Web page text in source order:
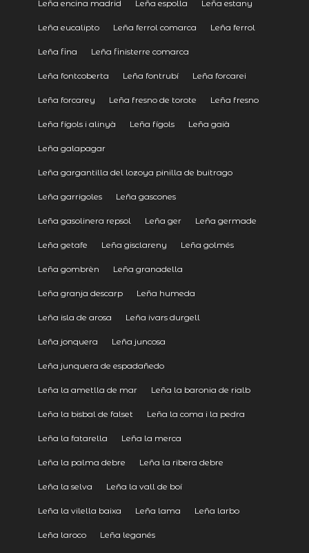
Leña encina madrid Leña espolla Leña estany
Leña eucalipto Leña ferrol comarca Leña ferrol
Leña fina Leña finisterre comarca
Leña fontcoberta Leña fontrubí Leña forcarei
Leña forcarey Leña fresno de torote Leña fresno
Leña fígols i alinyà Leña fígols Leña gaià
Leña galapagar
Leña gargantilla del lozoya pinilla de buitrago
Leña garrigoles Leña gascones
Leña gasolinera repsol Leña ger Leña germade
Leña getafe Leña gisclareny Leña golmés
Leña gombrèn Leña granadella
Leña granja descarp Leña humeda
Leña isla de arosa Leña ivars durgell
Leña jonquera Leña juncosa
Leña junquera de espadañedo
Leña la ametlla de mar Leña la baronia de rialb
Leña la bisbal de falset Leña la coma i la pedra
Leña la fatarella Leña la merca
Leña la palma debre Leña la ribera debre
Leña la selva Leña la vall de boí
Leña la vilella baixa Leña lama Leña larbo
Leña laroco Leña leganés